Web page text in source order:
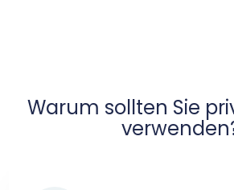
Warum sollten Sie